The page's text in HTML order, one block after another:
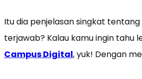
Itu dia penjelasan singkat
terjawab? Kalau kamu ingin tahu
Campus Digital, yuk! Dengan